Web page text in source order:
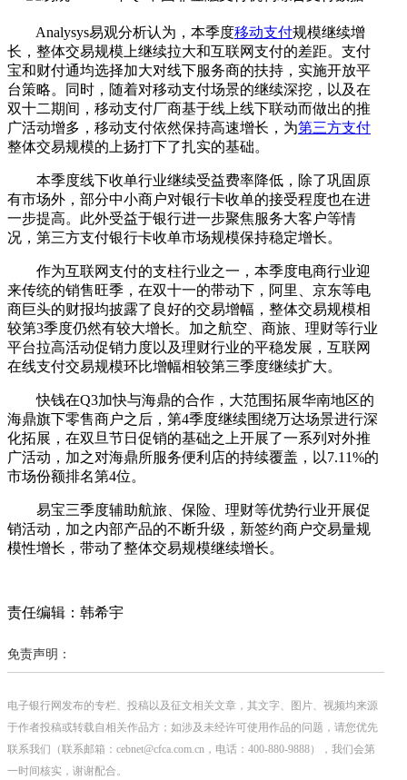
Analysys易观分析认为，本季度移动支付规模继续增
长，整体交易规模上继续拉大和互联网支付的差距。支付
宝和财付通均选择加大对线下服务商的扶持，实施开放平
台策略。同时，随着对移动支付场景的继续深挖，以及在
双十二期间，移动支付厂商基于线上线下联动而做出的推
广活动增多，移动支付依然保持高速增长，为第三方支付
整体交易规模的上扬打下了扎实的基础。
本季度线下收单行业继续受益费率降低，除了巩固原
有市场外，部分中小商户对银行卡收单的接受程度也在进
一步提高。此外受益于银行进一步聚焦服务大客户等情
况，第三方支付银行卡收单市场规模保持稳定增长。
作为互联网支付的支柱行业之一，本季度电商行业迎
来传统的销售旺季，在双十一的带动下，阿里、京东等电
商巨头的财报均披露了良好的交易增幅，整体交易规模相
较第3季度仍然有较大增长。加之航空、商旅、理财等行业
平台拉高活动促销力度以及理财行业的平稳发展，互联网
在线支付交易规模环比增幅相较第三季度继续扩大。
快钱在Q3加快与海鼎的合作，大范围拓展华南地区的
海鼎旗下零售商户之后，第4季度继续围绕万达场景进行深
化拓展，在双旦节日促销的基础之上开展了一系列对外推
广活动，加之对海鼎所服务便利店的持续覆盖，以7.11%的
市场份额排名第4位。
易宝三季度辅助航旅、保险、理财等优势行业开展促
销活动，加之内部产品的不断升级，新签约商户交易量规
模性增长，带动了整体交易规模继续增长。
责任编辑：韩希宇
免责声明：
电子银行网发布的专栏、投稿以及征文相关文章，其文字、图片、视频均来源
于作者投稿或转载自相关作品方；如涉及未经许可使用作品的问题，请您优先
联系我们（联系邮箱：cebnet@cfca.com.cn，电话：400-880-9888），我们会第
一时间核实，谢谢配合。